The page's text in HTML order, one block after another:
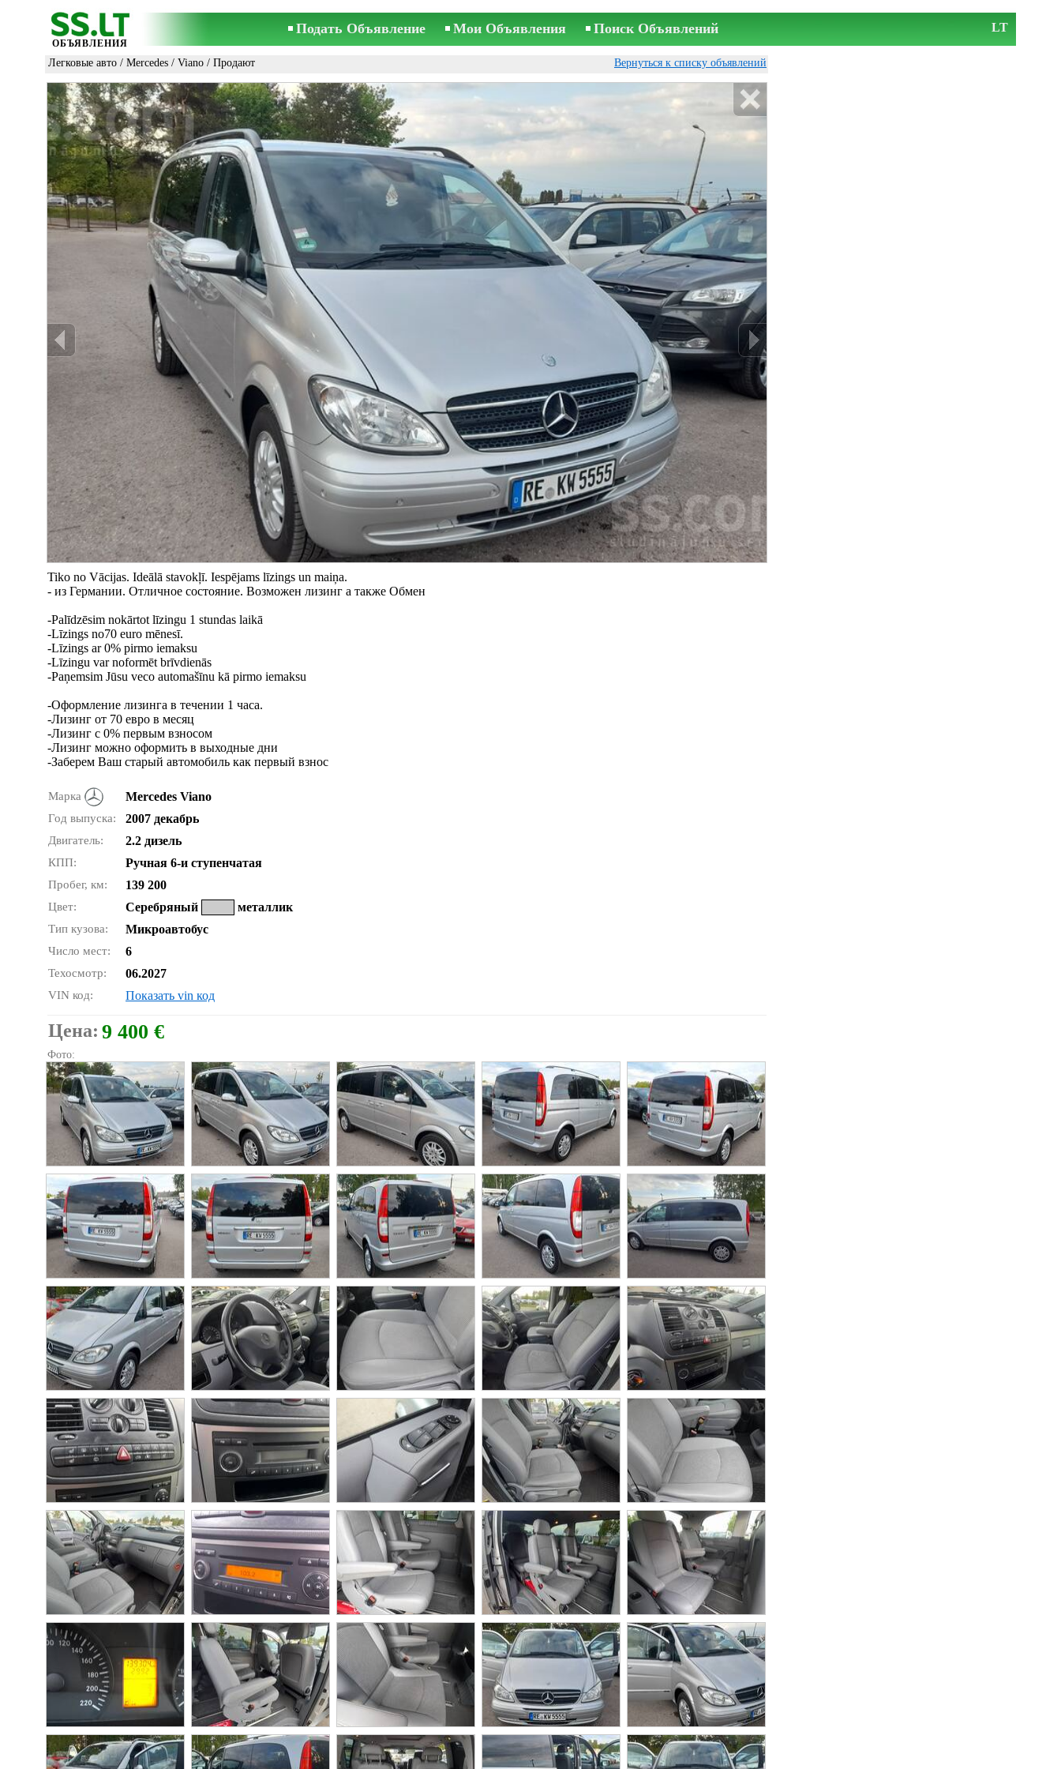
ОБЪЯВЛЕНИЯ
Подать Объявление Мои Объявления Поиск Объявлений LT
Легковые авто / Mercedes / Viano / Продают Вернуться к списку объявлений
Tiko no Vācijas. Ideālā stavokļī. Iespējams līzings un maiņa.
- из Германии. Отличное состояние. Возможен лизинг а также Обмен
-Palīdzēsim nokārtot līzingu 1 stundas laikā
-Līzings no70 euro mēnesī.
-Līzings ar 0% pirmo iemaksu
-Līzingu var noformēt brīvdienās
-Paņemsim Jūsu veco automašīnu kā pirmo iemaksu
-Оформление лизинга в течении 1 часа.
-Лизинг от 70 евро в месяц
-Лизинг с 0% первым взносом
-Лизинг можно оформить в выходные дни
-Заберем Ваш старый автомобиль как первый взнос
Марка Mercedes Viano
Год выпуска: 2007 декабрь
Двигатель: 2.2 дизель
КПП: Ручная 6-и ступенчатая
Пробег, км: 139 200
Цвет: Серебряный металлик
Тип кузова: Микроавтобус
Число мест: 6
Техосмотр: 06.2027
VIN код: Показать vin код
Цена: 9 400 €
Фото: